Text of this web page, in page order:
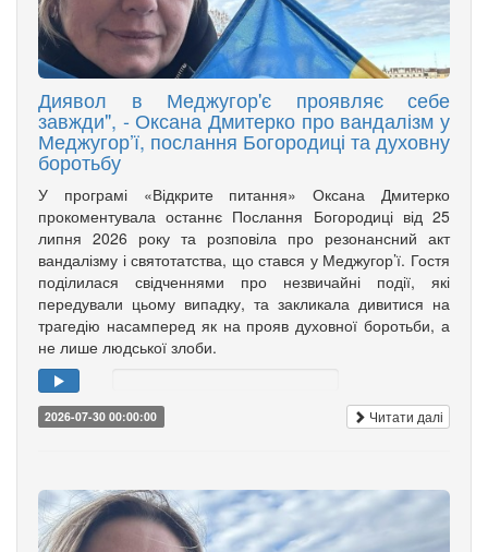
Диявол в Меджугор'є проявляє себе
завжди", - Оксана Дмитерко про вандалізм у
Меджугор’ї, послання Богородиці та духовну
боротьбу
У програмі «Відкрите питання» Оксана Дмитерко
прокоментувала останнє Послання Богородиці від 25
липня 2026 року та розповіла про резонансний акт
вандалізму і святотатства, що стався у Меджугор’ї. Гостя
поділилася свідченнями про незвичайні події, які
передували цьому випадку, та закликала дивитися на
трагедію насамперед як на прояв духовної боротьби, а
не лише людської злоби.
2026-07-30 00:00:00 Читати далі